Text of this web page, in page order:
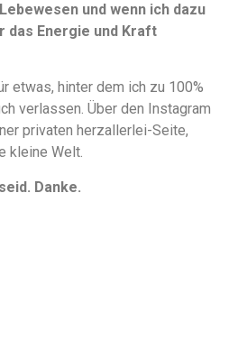
und wenn ich dazu
das Energie und Kraft
etwas, hinter dem ich zu 100%
verlassen. Über den Instagram
privaten herzallerlei-Seite,
kleine Welt.
Danke.